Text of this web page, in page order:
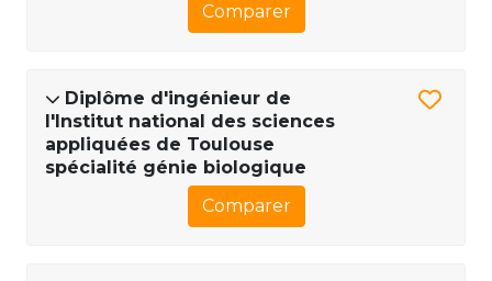
Comparer
Diplôme d'ingénieur de
l'Institut national des sciences
appliquées de Toulouse
spécialité génie biologique
Comparer